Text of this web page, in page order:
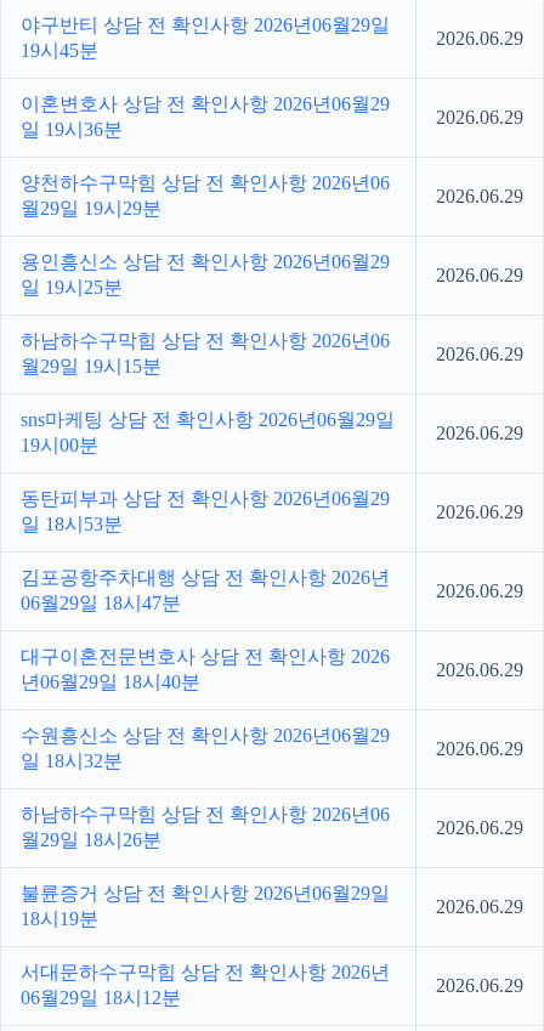
야구반티 상담 전 확인사항 2026년06월29일
19시45분
2026.06.29
이혼변호사 상담 전 확인사항 2026년06월29
일 19시36분
2026.06.29
양천하수구막힘 상담 전 확인사항 2026년06
월29일 19시29분
2026.06.29
용인흥신소 상담 전 확인사항 2026년06월29
일 19시25분
2026.06.29
하남하수구막힘 상담 전 확인사항 2026년06
월29일 19시15분
2026.06.29
sns마케팅 상담 전 확인사항 2026년06월29일
19시00분
2026.06.29
동탄피부과 상담 전 확인사항 2026년06월29
일 18시53분
2026.06.29
김포공항주차대행 상담 전 확인사항 2026년
06월29일 18시47분
2026.06.29
대구이혼전문변호사 상담 전 확인사항 2026
년06월29일 18시40분
2026.06.29
수원흥신소 상담 전 확인사항 2026년06월29
일 18시32분
2026.06.29
하남하수구막힘 상담 전 확인사항 2026년06
월29일 18시26분
2026.06.29
불륜증거 상담 전 확인사항 2026년06월29일
18시19분
2026.06.29
서대문하수구막힘 상담 전 확인사항 2026년
06월29일 18시12분
2026.06.29